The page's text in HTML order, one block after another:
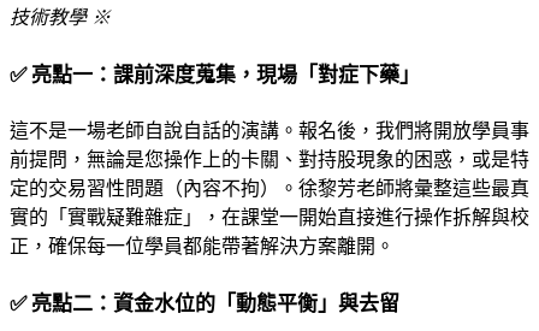
技術教學 ※
✅亮點一：課前深度蒐集，現場「對症下藥」
這不是一場老師自說自話的演講。報名後，我們將開放學員事
前提問，無論是您操作上的卡關、對持股現象的困惑，或是特
定的交易習性問題（內容不拘）。徐黎芳老師將彙整這些最真
實的「實戰疑難雜症」，在課堂一開始直接進行操作拆解與校
正，確保每一位學員都能帶著解決方案離開。
✅亮點二：資金水位的「動態平衡」與去留